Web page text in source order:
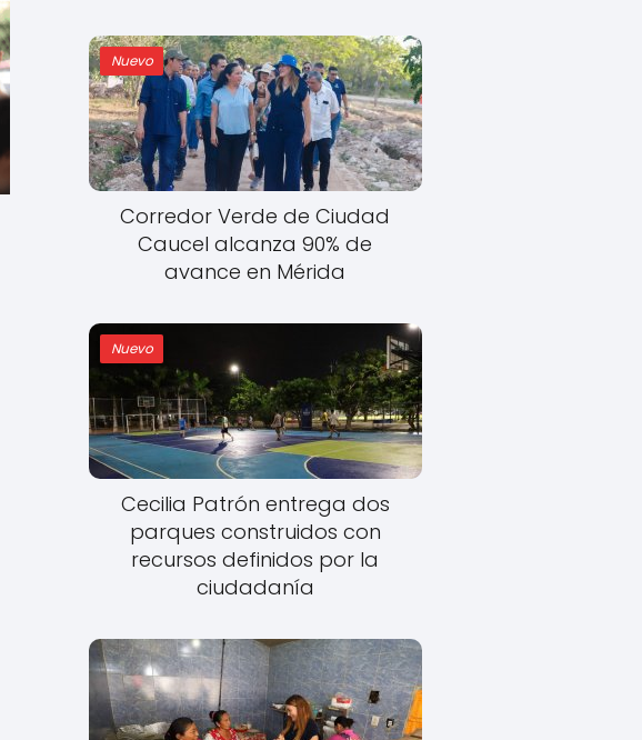
Nuevo
Corredor Verde de Ciudad
Caucel alcanza 90% de
avance en Mérida
Nuevo
Cecilia Patrón entrega dos
parques construidos con
recursos definidos por la
ciudadanía